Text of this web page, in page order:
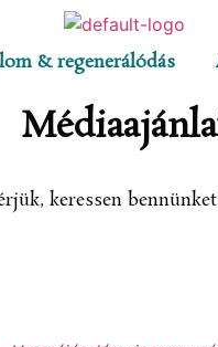
& regenerálódás
keressen